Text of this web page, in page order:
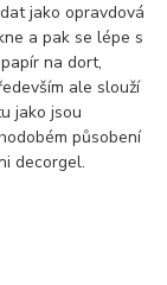
jako opravdová
a pak se lépe s
na dort,
ale slouží
jako jsou
působení
decorgel.